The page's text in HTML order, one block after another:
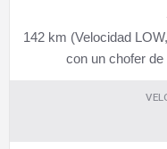
142 km (Velocidad
con un chofer